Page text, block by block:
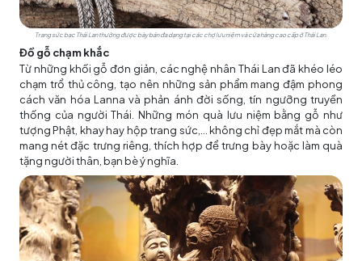
Trang sức bạc Thái Lan thường được bày bán đa dạng tại các chợ lưu niệm và cửa hàng cao cấp ở Thái Lan.
Đồ gỗ chạm khắc
Từ những khối gỗ đơn giản, các nghệ nhân Thái Lan đã khéo léo
chạm trổ thủ công, tạo nên những sản phẩm mang đậm phong
cách văn hóa Lanna và phản ánh đời sống, tín ngưỡng truyền
thống của người Thái. Những món quà lưu niệm bằng gỗ như
tượng Phật, khay hay hộp trang sức,... không chỉ đẹp mắt mà còn
mang nét đặc trưng riêng, thích hợp để trưng bày hoặc làm quà
tặng người thân, bạn bè ý nghĩa.